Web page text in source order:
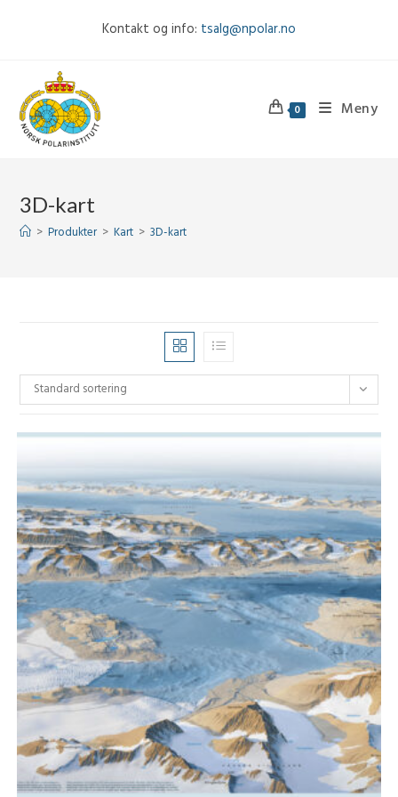
Kontakt og info: tsalg@npolar.no
0 Meny
3D-kart
> Produkter > Kart > 3D-kart
Standard sortering